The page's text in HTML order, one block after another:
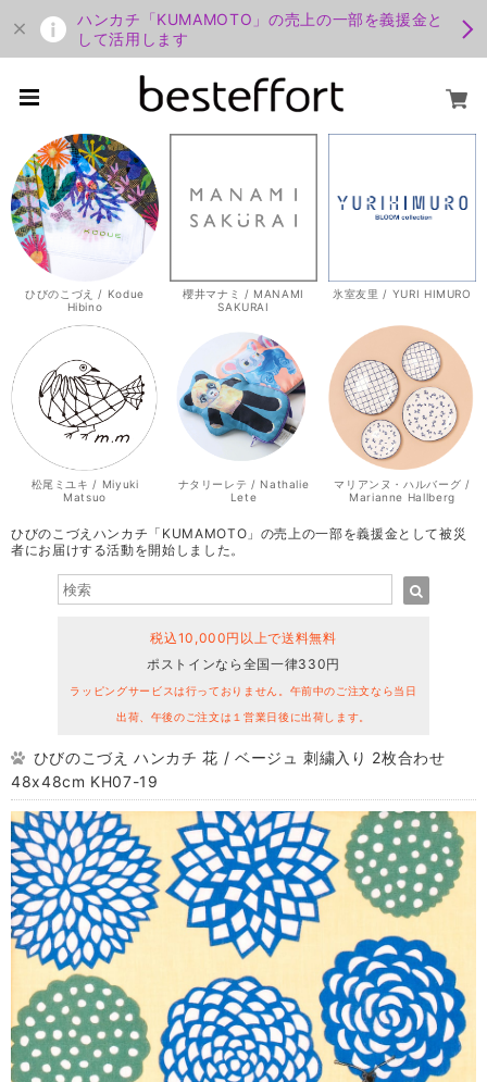
ハンカチ「KUMAMOTO」の売上の一部を義援金と
して活用します
ひびのこづえ / Kodue
Hibino
櫻井マナミ / MANAMI
SAKURAI
氷室友里 / YURI HIMURO
松尾ミユキ / Miyuki
Matsuo
ナタリーレテ / Nathalie
Lete
マリアンヌ・ハルバーグ /
Marianne Hallberg
ひびのこづえハンカチ「KUMAMOTO」の売上の一部を義援金として被災
者にお届けする活動を開始しました。
税込10,000円以上で送料無料
ポストインなら全国一律330円
ラッピングサービスは行っておりません。午前中のご注文なら当日
出荷、午後のご注文は１営業日後に出荷します。
ひびのこづえ ハンカチ 花 / ベージュ 刺繍入り 2枚合わせ
48x48cm KH07-19